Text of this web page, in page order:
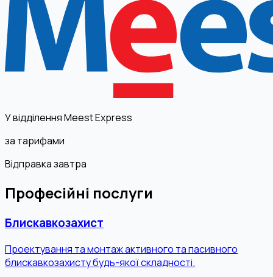
У відділення Meest Express
за тарифами
Відправка завтра
Професійні послуги
Блискавкозахист
Проектування та монтаж активного та пасивного
блискавкозахисту будь-якої складності.